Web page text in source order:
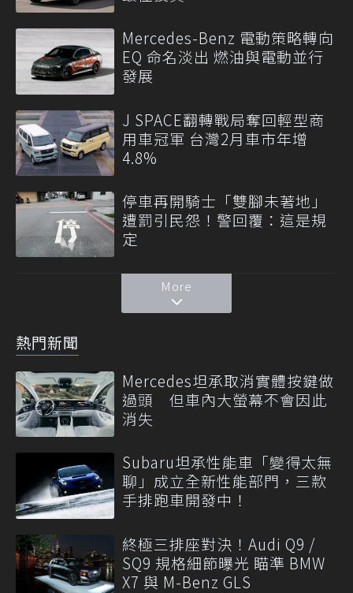
Mercedes-Benz 電動策略轉向
EQ 命名淡出 燃油與電動並行
發展
J SPACE翻轉戰局奪回輕型商
用車冠軍 台灣2月車市年增
4.8%
停車再開騎士「雙腳未著地」
遭罰引民怨！警回覆：這是規
定
More
熱門新聞
Mercedes坦承取消實體按鍵做
過頭 但車內大螢幕不會因此
消失
Subaru坦承性能車「變得太無
聊」成立全新性能部門，三款
手排跑車開發中！
終極三排座對決！Audi Q9 /
SQ9 規格細節曝光 瞄準 BMW
X7 與 M-Benz GLS